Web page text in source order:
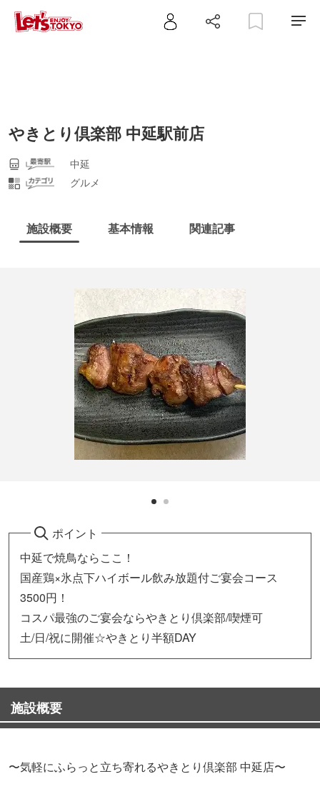
やきとり倶楽部 中延駅前店
中延
グルメ
施設概要 基本情報 関連記事
ポイント
中延で焼鳥ならここ！
国産鶏×氷点下ハイボール飲み放題付ご宴会コース
3500円！
コスパ最強のご宴会ならやきとり倶楽部/喫煙可
土/日/祝に開催☆やきとり半額DAY
施設概要
〜気軽にふらっと立ち寄れるやきとり倶楽部 中延店〜